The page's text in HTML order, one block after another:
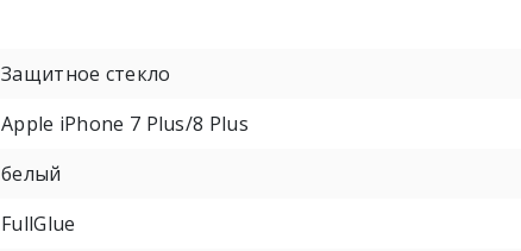
Защитное стекло
Apple iPhone 7 Plus/8 Plus
белый
FullGlue